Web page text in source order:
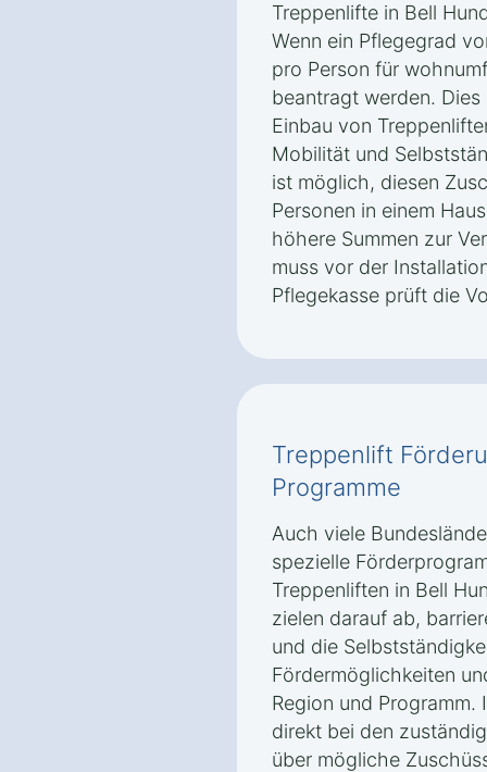
Treppenlifte in Bell
Wenn ein Pflegegrad
pro Person für
beantragt werden.
Einbau von
Mobilität und
ist möglich, diesen
Personen in einem
höhere Summen zur
muss vor der
Pflegekasse prüft die
Treppenlift
Programme
Auch viele
spezielle
Treppenliften in Bell
zielen darauf ab,
und die
Fördermöglichkeiten
Region und
direkt bei den
über mögliche